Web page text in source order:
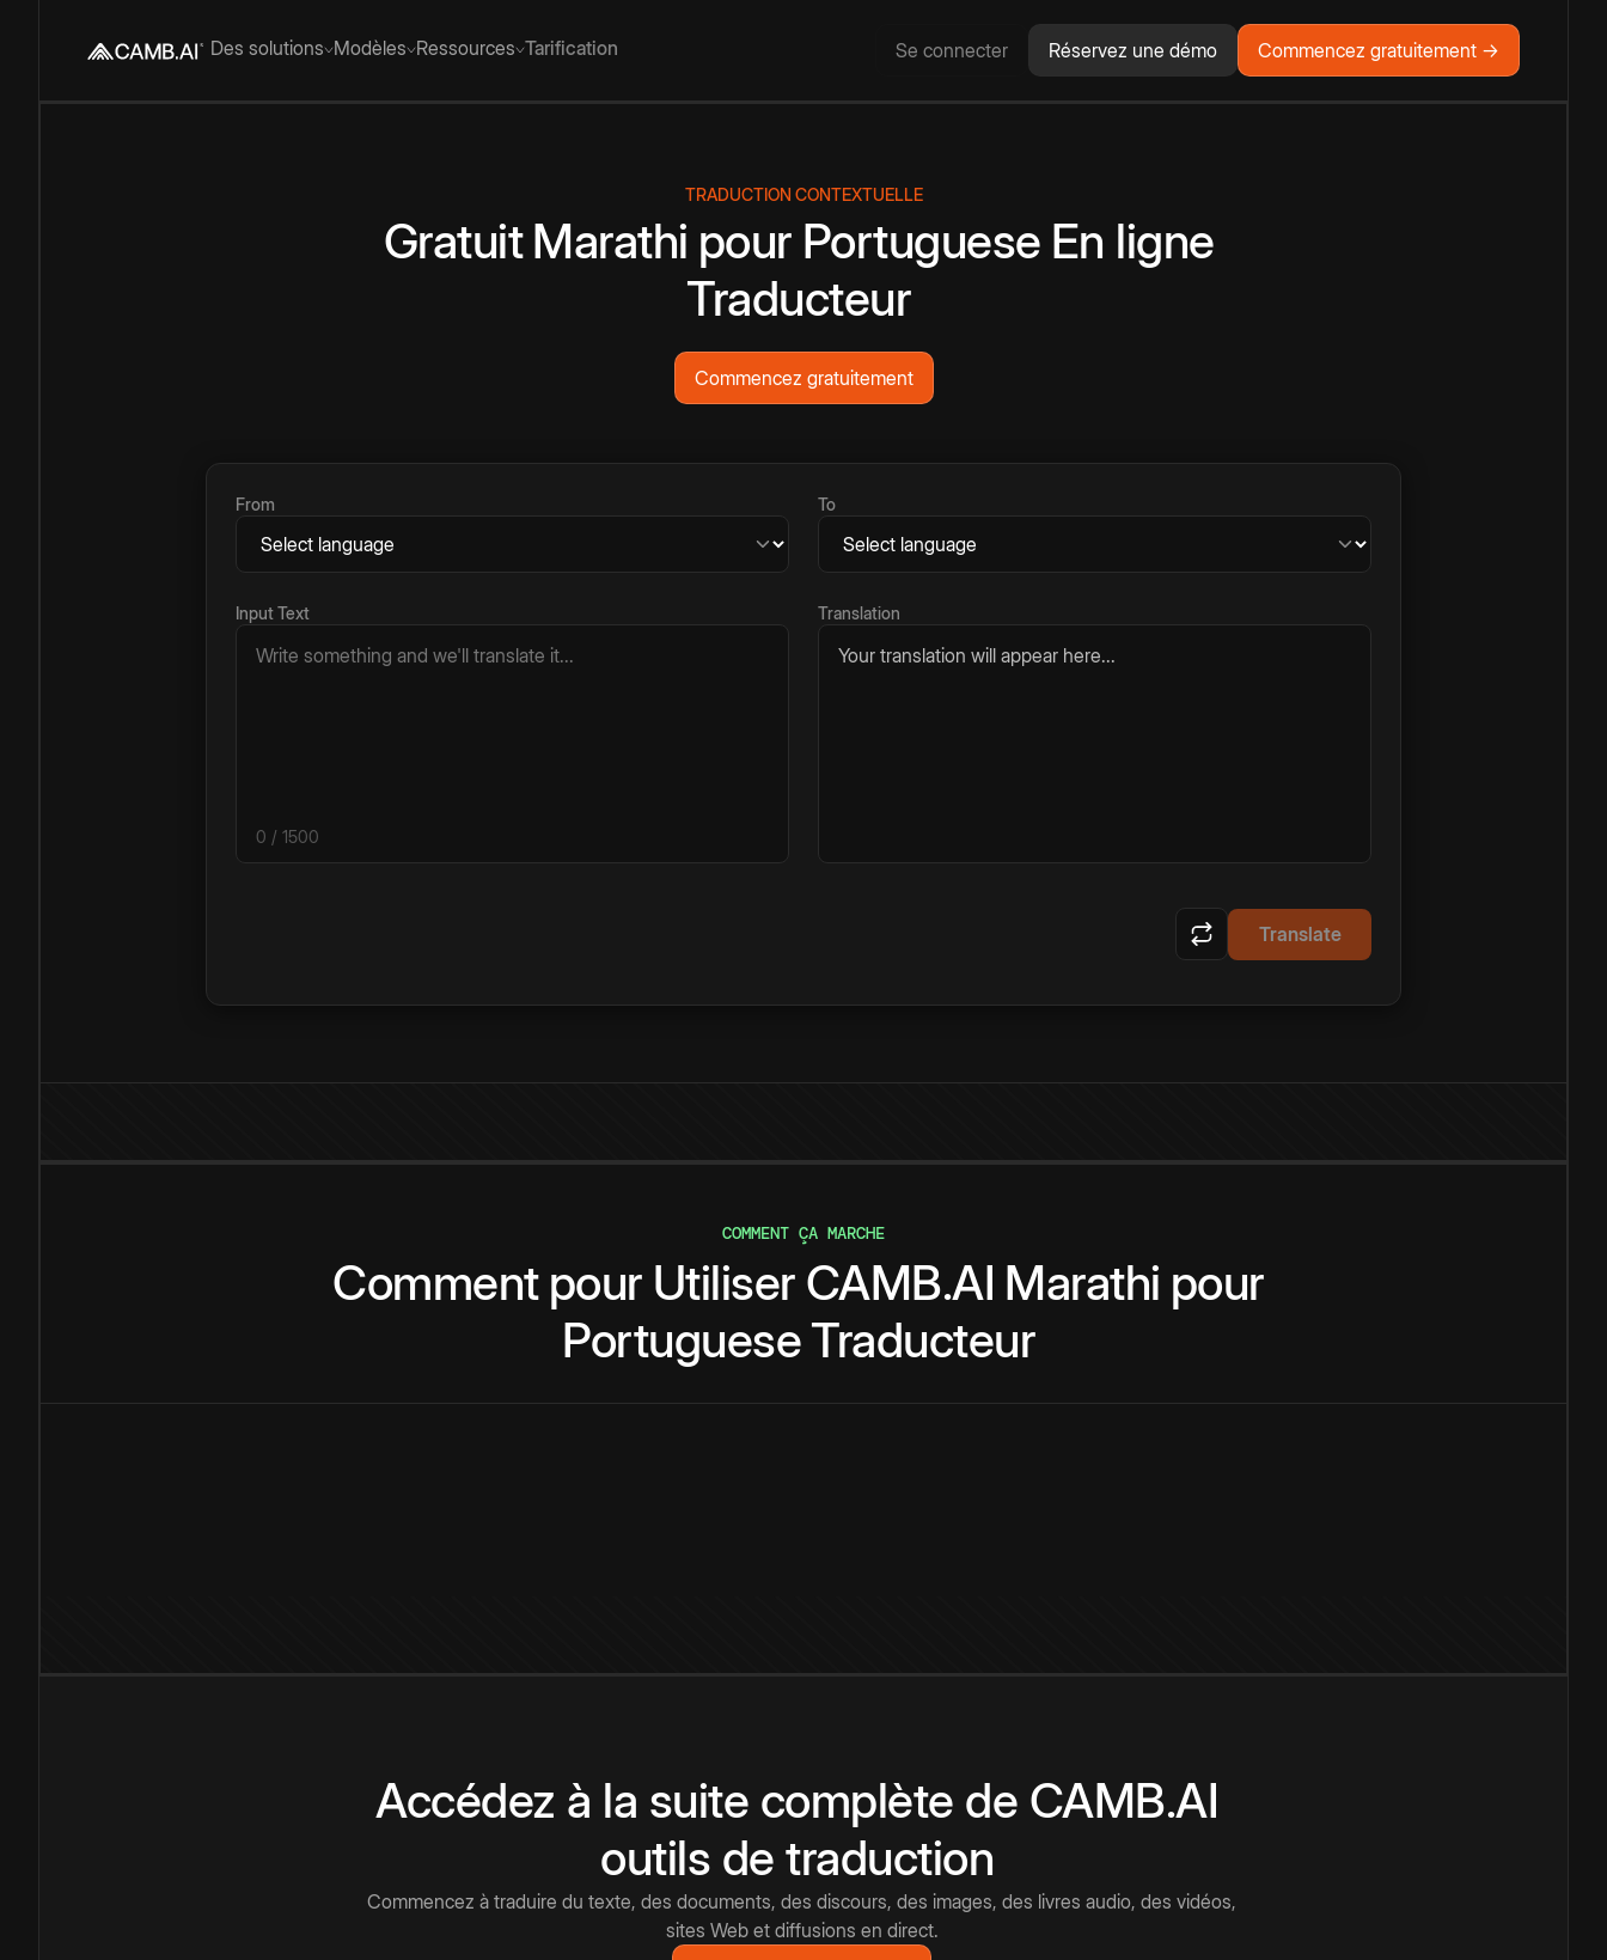
Des solutions Modèles Ressources Tarification Se connecter Réservez une démo Commencez gratuitement →
TRADUCTION CONTEXTUELLE
Gratuit Marathi pour Portuguese En ligne
Traducteur
Commencez gratuitement
From To
Input Text
0 / 1500
Translation
Your translation will appear here...
Translate
COMMENT ÇA MARCHE
Comment pour Utiliser CAMB.AI Marathi pour
PortugueseTraducteur
Accédez à la suite complète de CAMB.AI
outils de traduction
Commencez à traduire du texte, des documents, des discours, des images, des livres audio, des vidéos,
sites Web et diffusions en direct.